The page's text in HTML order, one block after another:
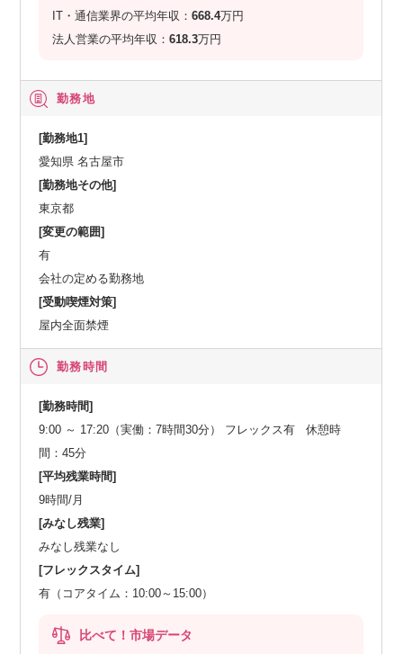
IT・通信業界の平均年収：668.4万円
法人営業の平均年収：618.3万円
勤務地
[勤務地1]
愛知県 名古屋市
[勤務地その他]
東京都
[変更の範囲]
有
会社の定める勤務地
[受動喫煙対策]
屋内全面禁煙
勤務時間
[勤務時間]
9:00 ～ 17:20（実働：7時間30分） フレックス有 休憩時
間：45分
[平均残業時間]
9時間/月
[みなし残業]
みなし残業なし
[フレックスタイム]
有（コアタイム：10:00～15:00）
比べて！市場データ